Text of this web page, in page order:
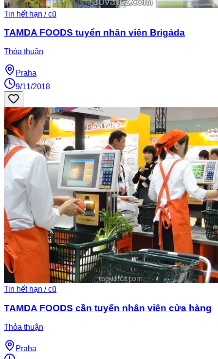
Tin hết hạn / cũ
TAMDA FOODS tuyển nhân viên Brigáda
Thỏa thuận
Praha
9/11/2018
Tin hết hạn / cũ
TAMDA FOODS cần tuyển nhân viên cửa hàng
Thỏa thuận
Praha